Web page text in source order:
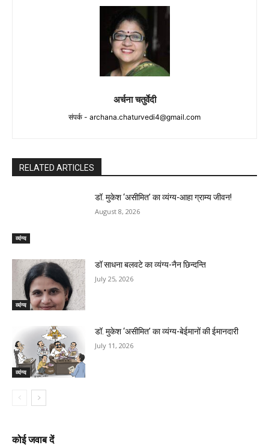
अर्चना चतुर्वेदी
संपर्क - archana.chaturvedi4@gmail.com
RELATED ARTICLES
व्यंग्य
डॉ. मुकेश ‘असीमित’ का व्यंग्य-आहा ग्राम्य जीवन!
August 8, 2026
व्यंग्य
डॉ साधना बलवटे का व्यंग्य-नैन छिन्दन्ति
July 25, 2026
व्यंग्य
डॉ. मुकेश ‘असीमित’ का व्यंग्य-बेईमानों की ईमानदारी
July 11, 2026
कोई जवाब दें